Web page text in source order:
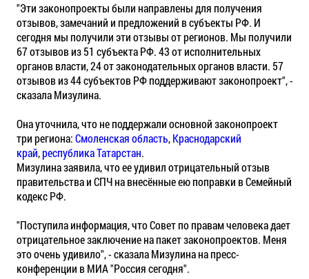
"Эти законопроекты были направлены для получения
отзывов, замечаний и предложений в субъекты РФ. И
сегодня мы получили эти отзывы от регионов. Мы получили
67 отзывов из 51 субъекта РФ. 43 от исполнительных
органов власти, 24 от законодательных органов власти. 57
отзывов из 44 субъектов РФ поддерживают законопроект", -
сказала Мизулина.
Она уточнила, что не поддержали основной законопроект
три региона:Смоленская область,Краснодарский
край,республика Татарстан.
Мизулина заявила, что ее удивил отрицательный отзыв
правительства и СПЧ на внесённые ею поправки в Семейный
кодекс РФ.
"Поступила информация, что Совет по правам человека дает
отрицательное заключение на пакет законопроектов. Меня
это очень удивило", - сказала Мизулина на пресс-
конференции в МИА "Россия сегодня".